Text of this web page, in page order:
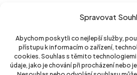
Spravovat
Abychom poskytli co nejlepší služby,
přístupu k informacím o zařízení,
cookies. Souhlas s těmito technologiemi
údaje, jako je chování při procházení nebo
130 52 Prague3
Czech Republic